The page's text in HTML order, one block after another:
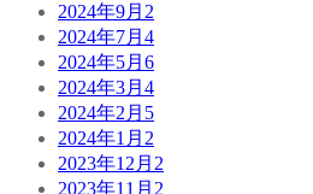
2024年9月 2
2024年7月 4
2024年5月 6
2024年3月 4
2024年2月 5
2024年1月 2
2023年12月 2
2023年11月 2